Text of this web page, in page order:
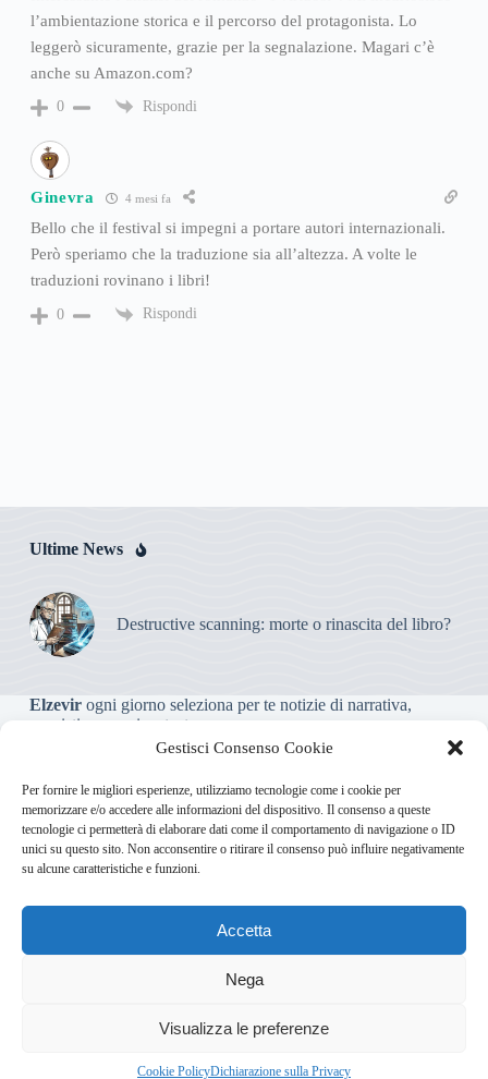
Gestisci Consenso Cookie
Per fornire le migliori esperienze, utilizziamo tecnologie come i cookie per
memorizzare e/o accedere alle informazioni del dispositivo. Il consenso a queste
tecnologie ci permetterà di elaborare dati come il comportamento di navigazione o ID
unici su questo sito. Non acconsentire o ritirare il consenso può influire negativamente
su alcune caratteristiche e funzioni.
Accetta
Nega
Visualizza le preferenze
Cookie PolicyDichiarazione sulla Privacy
l’ambientazione storica e il percorso del protagonista. Lo
leggerò sicuramente, grazie per la segnalazione. Magari c’è
anche su Amazon.com?
0 Rispondi
Ginevra 4 mesi fa
Bello che il festival si impegni a portare autori internazionali.
Però speriamo che la traduzione sia all’altezza. A volte le
traduzioni rovinano i libri!
0 Rispondi
Ultime News
Destructive scanning: morte o rinascita del libro?
Elzevirogni giorno seleziona per te notizie di narrativa,
saggistica, poesia e teatro.
Testata giornalistica online non iscritta al Tribunale, che non
riceve contributi o agevolazioni pubbliche ai sensi dell’art. 3-
bis della legge 103/2012
Via Usodimare 3 - 37138 Verona (VR)info@elzevir.it bullet-
Bullet - Dynamic Solutions Srl P.IVA 02954300238 – REA